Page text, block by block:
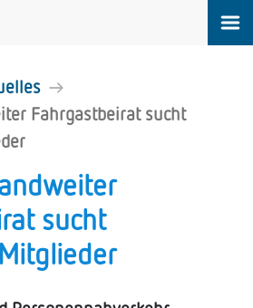
Fahrgastbeirat sucht
sucht